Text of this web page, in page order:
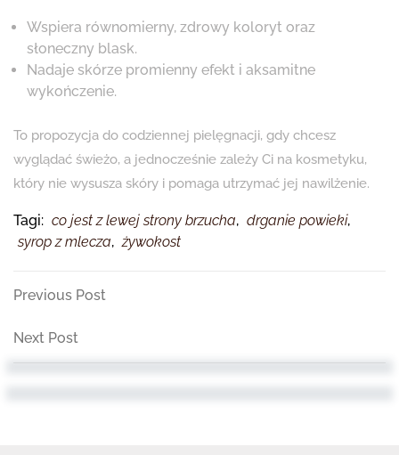
Wspiera równomierny, zdrowy koloryt oraz
słoneczny blask.
Nadaje skórze promienny efekt i aksamitne
wykończenie.
To propozycja do codziennej pielęgnacji, gdy chcesz
wyglądać świeżo, a jednocześnie zależy Ci na kosmetyku,
który nie wysusza skóry i pomaga utrzymać jej nawilżenie.
Tagi: co jest z lewej strony brzucha, drganie powieki,
syrop z mlecza, żywokost
Nawigacja
wpisu
Previous
Previous Post
Next
Next Post